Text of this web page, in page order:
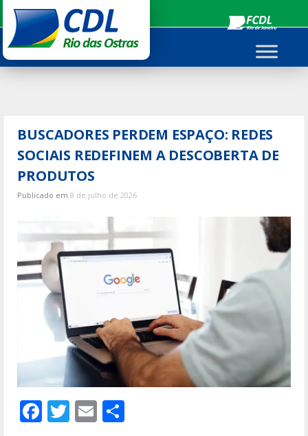
para
conteúdo
BUSCADORES PERDEM ESPAÇO: REDES
SOCIAIS REDEFINEM A DESCOBERTA DE
PRODUTOS
Publicado em8 de julho de 2026
F T E